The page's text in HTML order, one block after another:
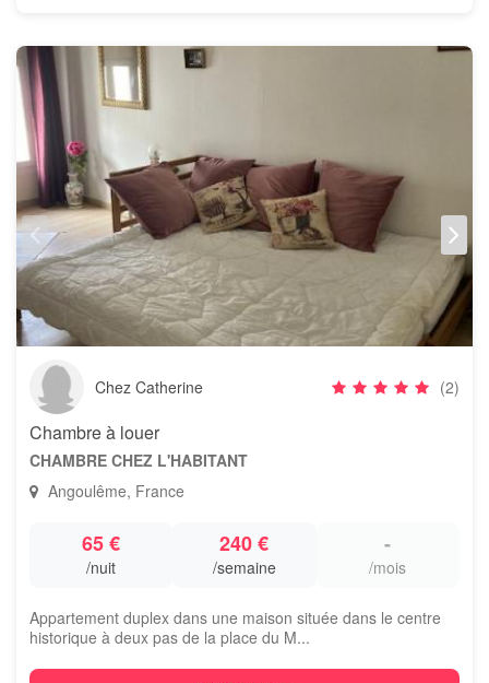
Chez Catherine (2)
Chambre à louer
CHAMBRE CHEZ L'HABITANT
Angoulême, France
65 €
/nuit
240 €
/semaine
-
/mois
Appartement duplex dans une maison située dans le centre
historique à deux pas de la place du M...